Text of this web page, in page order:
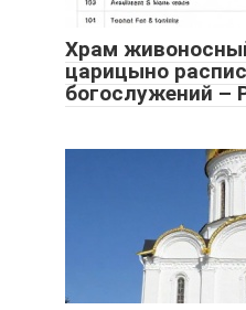
Храм
царицыно
богослужений –